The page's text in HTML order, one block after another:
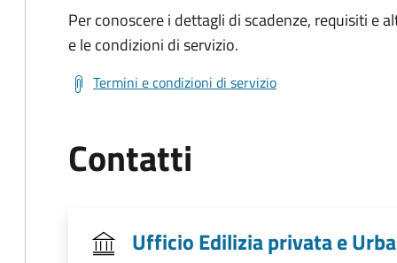
Per conoscere i dettagli di scadenze, requisiti e
e le condizioni di servizio.
Termini e condizioni di servizio
Contatti
Ufficio Edilizia privata e